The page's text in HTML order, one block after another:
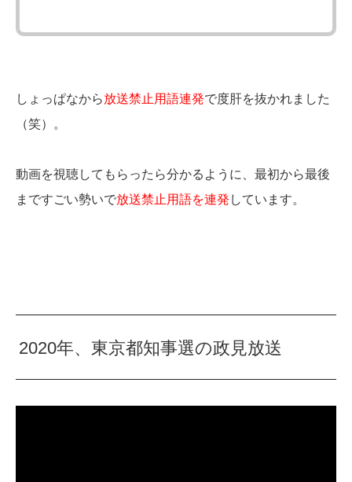
しょっぱなから放送禁止用語連発で度肝を抜かれました
（笑）。
動画を視聴してもらったら分かるように、最初から最後
まですごい勢いで放送禁止用語を連発 しています。
2020年、東京都知事選の政見放送